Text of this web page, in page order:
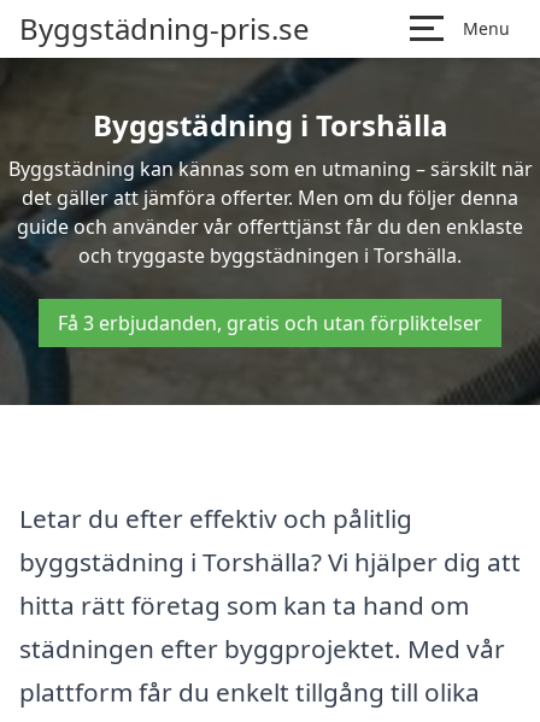
Byggstädning-pris.se Menu
Byggstädning i Torshälla
Byggstädning kan kännas som en utmaning – särskilt när
det gäller att jämföra offerter. Men om du följer denna
guide och använder vår offerttjänst får du den enklaste
och tryggaste byggstädningen i Torshälla.
Få 3 erbjudanden, gratis och utan förpliktelser
Letar du efter effektiv och pålitlig
byggstädning i Torshälla? Vi hjälper dig att
hitta rätt företag som kan ta hand om
städningen efter byggprojektet. Med vår
plattform får du enkelt tillgång till olika